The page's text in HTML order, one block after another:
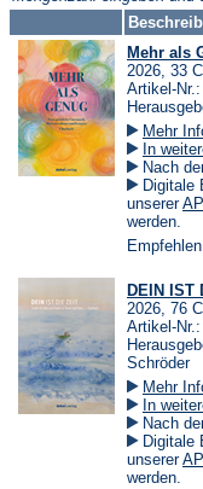
Mehr als
2026, 33
Artikel-
Mehr
In
Nach
Digitale
unserer
werden.
DEIN IST
2026, 76
Artikel-
Schröder
Mehr
In
Nach
Digitale
unserer
werden.